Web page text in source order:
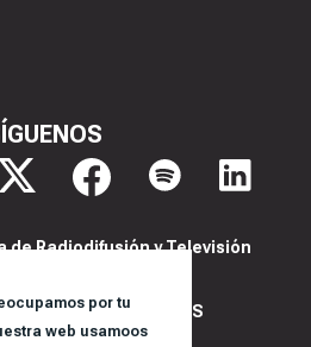
por tu
web usamoos
de Radiodifusión y Televisión
PRIVACIDAD Y COOKIES